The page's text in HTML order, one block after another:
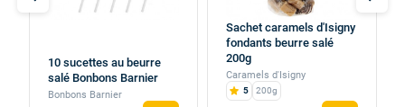
10 sucettes au beurre
salé Bonbons Barnier
Bonbons Barnier
Sachet caramels d'Isigny
fondants beurre salé
200g
Caramels d'Isigny
5 200g